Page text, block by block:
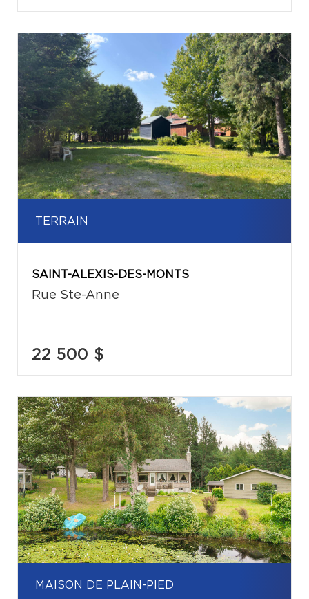
TERRAIN
SAINT-ALEXIS-DES-MONTS
Rue Ste-Anne
22 500 $
MAISON DE PLAIN-PIED